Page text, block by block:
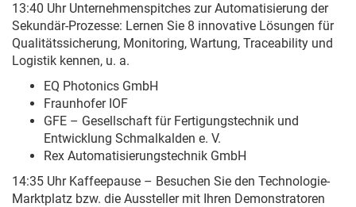
13:40 Uhr Unternehmenspitches zur Automatisierung der
Sekundär-Prozesse: Lernen Sie 8 innovative Lösungen für
Qualitätssicherung, Monitoring, Wartung, Traceability und
Logistik kennen, u. a.
EQ Photonics GmbH
Fraunhofer IOF
GFE – Gesellschaft für Fertigungstechnik und
Entwicklung Schmalkalden e. V.
Rex Automatisierungstechnik GmbH
14:35 Uhr Kaffeepause – Besuchen Sie den Technologie-
Marktplatz bzw. die Aussteller mit Ihren Demonstratoren